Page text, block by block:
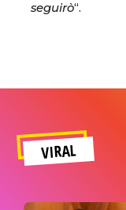
seguirò“.
VIRAL